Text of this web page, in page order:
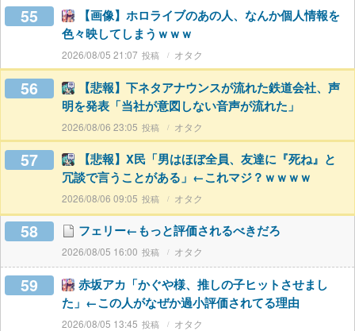
55
【画像】ホロライブのあの人、なんか個人情報を
色々映してしまうｗｗｗ
2026/08/05 21:07 オタク
56
【悲報】下ネタアナウンスが流れた鉄道会社、声
明を発表「当社が意図しない音声が流れた」
2026/08/06 23:05 オタク
57
【悲報】X民「男はほぼ全員、友達に『死ね』と
冗談で言うことがある」←これマジ？ｗｗｗｗ
2026/08/06 09:05 オタク
58 フェリー←もっと評価されるべきだろ
2026/08/05 16:00 オタク
59
赤坂アカ「かぐや様、推しの子ヒットさせまし
た」←この人がなぜか過小評価されてる理由
2026/08/05 13:45 オタク